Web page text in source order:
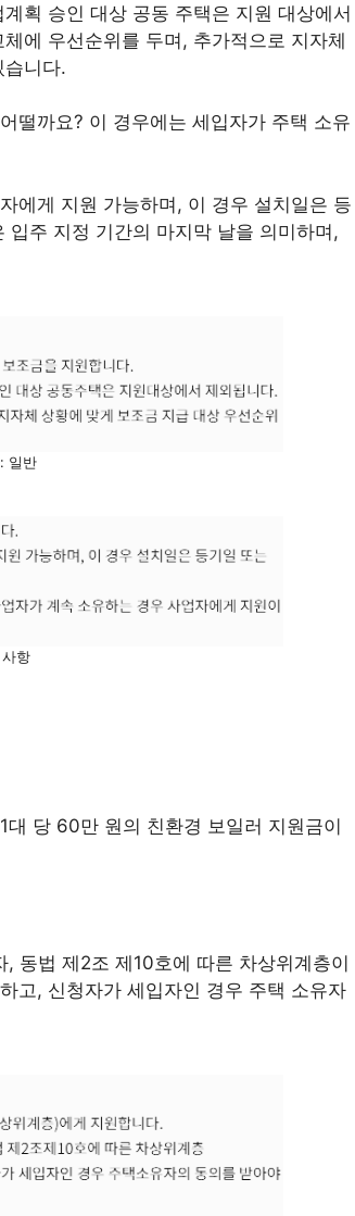
획 승인 대상 공동 주택은 지원 대상에서
에 우선순위를 두며, 추가적으로 지자체
니다.
떨까요? 이 경우에는 세입자가 주택 소유
에게 지원 가능하며, 이 경우 설치일은 등
주 지정 기간의 마지막 날을 의미하며,
일반
항
당 60만 원의 친환경 보일러 지원금이
동법 제2조 제10호에 따른 차상위계층이
고, 신청자가 세입자인 경우 주택 소유자